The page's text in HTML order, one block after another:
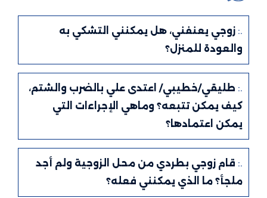
زوجي يعنفني، هل يمكنني التشكي به
والعودة للمنزل؟
طليقي/خطيبي/ اعتدى علي بالضرب والشتم،
كيف يمكن تتبعه؟ وماهي الإجراءات التي
يمكن اعتمادها؟
قام زوجي بطردي من محل الزوجية ولم أجد
ملجأ؟ ما الذي يمكنني فعله؟